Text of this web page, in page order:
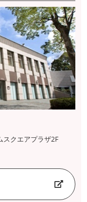
クエアプラザ2F